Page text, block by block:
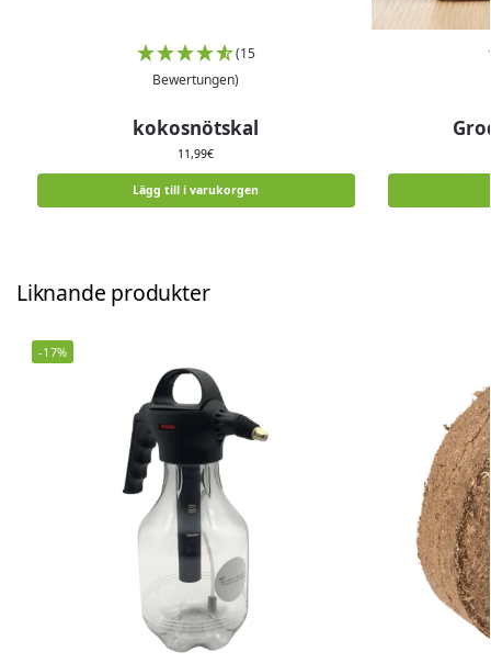
(15
Bewertungen)
kokosnötskal
11,99€
Lägg till i varukorgen
Liknande produkter
-17%